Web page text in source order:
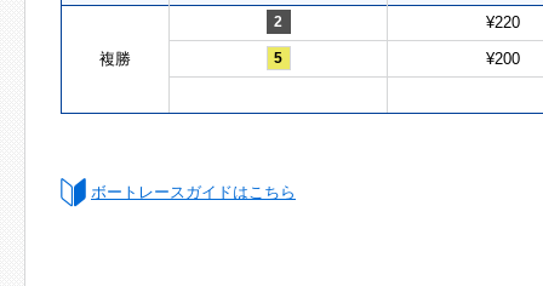
複勝
2 ¥220
5 ¥200
ボートレースガイドはこちら